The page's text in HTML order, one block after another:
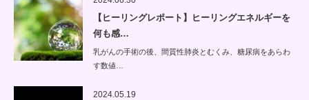
【ヒーリングレポート】ヒーリングエネルギーを
何も感…
乳がんの手術の後、間質性肺炎とむくみ、糖尿病をあらわ
す数値…
2024.05.19